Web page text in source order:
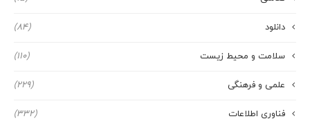
دانلود (84)
سلامت و محیط زیست (110)
علمی و فرهنگی (229)
فناوری اطلاعات (332)